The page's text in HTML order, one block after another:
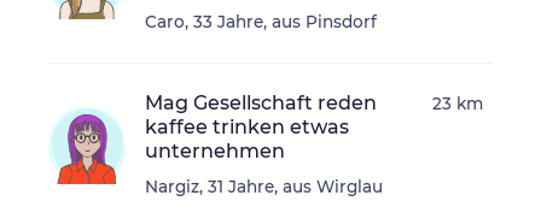
Caro, 33 Jahre, aus Pinsdorf
Mag Gesellschaft reden
kaffee trinken etwas
unternehmen
Nargiz, 31 Jahre, aus Wirglau
23 km